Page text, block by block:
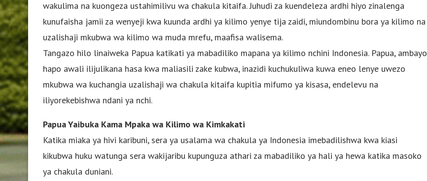
wakulima na kuongeza ustahimilivu wa chakula kitaifa. Juhudi za kuendeleza ardhi hiyo zinalenga
kunufaisha jamii za wenyeji kwa kuunda ardhi ya kilimo yenye tija zaidi, miundombinu bora ya kilimo na
uzalishaji mkubwa wa kilimo wa muda mrefu, maafisa walisema.
Tangazo hilo linaiweka Papua katikati ya mabadiliko mapana ya kilimo nchini Indonesia. Papua, ambayo
hapo awali ilijulikana hasa kwa maliasili zake kubwa, inazidi kuchukuliwa kuwa eneo lenye uwezo
mkubwa wa kuchangia uzalishaji wa chakula kitaifa kupitia mifumo ya kisasa, endelevu na
iliyorekebishwa ndani ya nchi.
Papua Yaibuka Kama Mpaka wa Kilimo wa Kimkakati
Katika miaka ya hivi karibuni, sera ya usalama wa chakula ya Indonesia imebadilishwa kwa kiasi
kikubwa huku watunga sera wakijaribu kupunguza athari za mabadiliko ya hali ya hewa katika masoko
ya chakula duniani.